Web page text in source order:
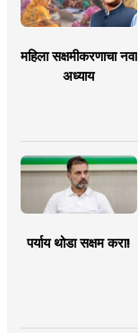
महिला सक्षमीकरणाचा नवा
अध्याय
पर्याय थोडा सक्षम करा!